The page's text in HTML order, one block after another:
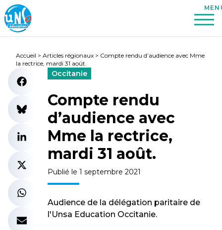
Accueil > Articles régionaux > Compte rendu d’audience avec Mme
la rectrice, mardi 31 août.
Occitanie
Compte rendu
d’audience avec
Mme la rectrice,
mardi 31 août.
Publié le 1 septembre 2021
Audience de la délégation paritaire de
l'Unsa Education Occitanie.